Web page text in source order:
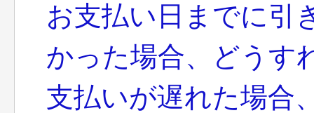
お支払い日までに引
かった場合、どうす
支払いが遅れた場合